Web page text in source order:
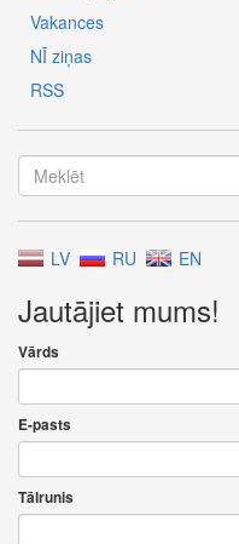
Vakances
NĪ ziņas
RSS
LV RU EN
Jautājiet mums!
Vārds
E-pasts
Tālrunis